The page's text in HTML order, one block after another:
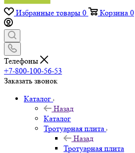
Избранные товары 0 Корзина 0
Телефоны
+7-800-100-56-53
Заказать звонок
Каталог
Назад
Каталог
Тротуарная плита
Назад
Тротуарная плита